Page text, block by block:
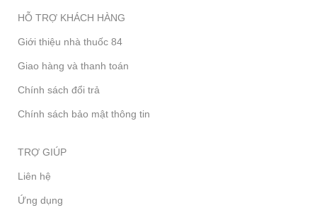
HỖ TRỢ KHÁCH HÀNG
Giới thiệu nhà thuốc 84
Giao hàng và thanh toán
Chính sách đổi trả
Chính sách bảo mật thông tin
TRỢ GIÚP
Liên hệ
Ứng dụng